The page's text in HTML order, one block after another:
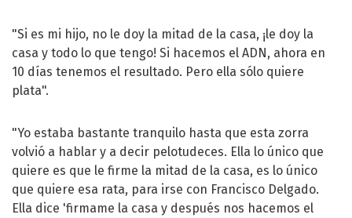
"Si es mi hijo, no le doy la mitad de la casa, ¡le doy la
casa y todo lo que tengo! Si hacemos el ADN, ahora en
10 días tenemos el resultado. Pero ella sólo quiere
plata".
"Yo estaba bastante tranquilo hasta que esta zorra
volvió a hablar y a decir pelotudeces. Ella lo único que
quiere es que le firme la mitad de la casa, es lo único
que quiere esa rata, para irse con Francisco Delgado.
Ella dice 'firmame la casa y después nos hacemos el